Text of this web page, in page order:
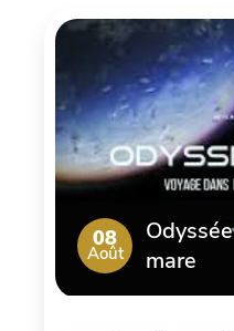
08
Août
Odyssée
mare